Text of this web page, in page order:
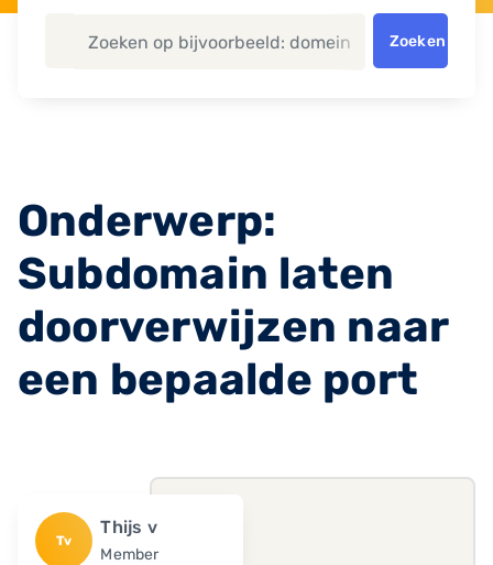
Zoeken
Onderwerp:
Subdomain laten
doorverwijzen naar
een bepaalde port
Tv
Thijs v
Member